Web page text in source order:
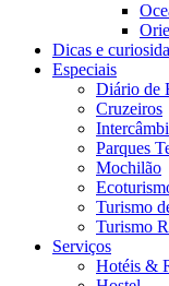
Dicas e
Especiais
Diário de
Cruzeiros
Parques
Mochilão
Turismo
Turismo
Serviços
Hotéis &